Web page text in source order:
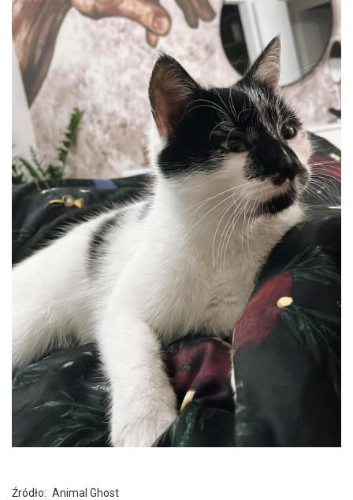
Źródło: Animal Ghost